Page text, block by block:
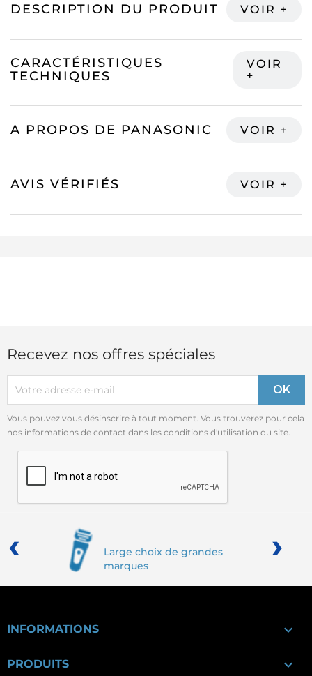
DESCRIPTION DU PRODUIT
CARACTÉRISTIQUES
TECHNIQUES
A PROPOS DE PANASONIC
AVIS VÉRIFIÉS
Recevez nos offres spéciales
Vous pouvez vous désinscrire à tout moment. Vous trouverez pour cela
nos informations de contact dans les conditions d'utilisation du site.
Large choix de grandes
marques
‹ ›
INFORMATIONS 
PRODUITS 